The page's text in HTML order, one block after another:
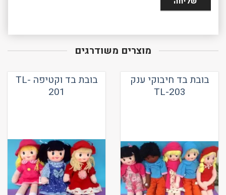
מוצרים משודרגים
בובת בד חיבוקי ענק
TL-203
בובת בד וקטיפה TL-
201